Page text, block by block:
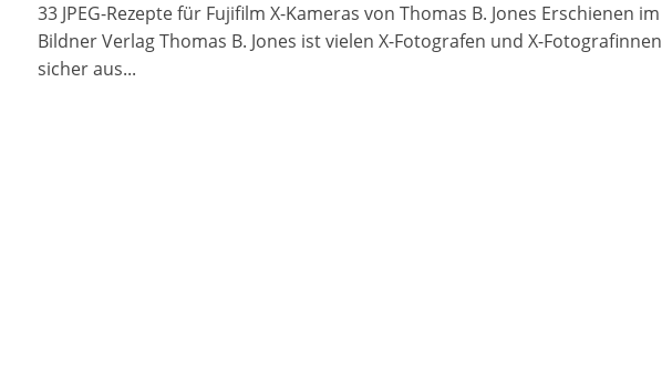
33 JPEG-Rezepte für Fujifilm X-Kameras von Thomas B. Jones Erschienen im
Bildner Verlag Thomas B. Jones ist vielen X-Fotografen und X-Fotografinnen
sicher aus...